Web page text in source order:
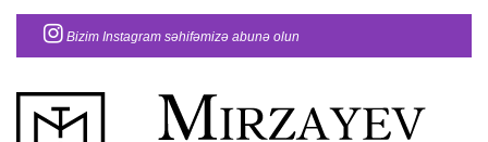
Bizim Instagram səhifəmizə abunə olun